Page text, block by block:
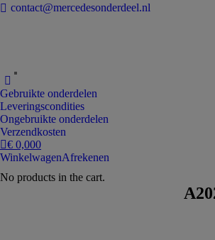
contact@mercedesonderdeel.nl
Gebruikte onderdelen
Leveringscondities
Ongebruikte onderdelen
Verzendkosten
€ 0,000
WinkelwagenAfrekenen
No products in the cart.